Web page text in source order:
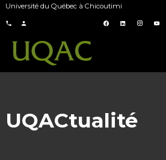
Université du Québec à Chicoutimi
UQACtualité